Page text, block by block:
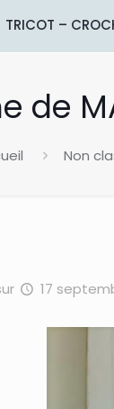
TRICOT –
de
Non
17